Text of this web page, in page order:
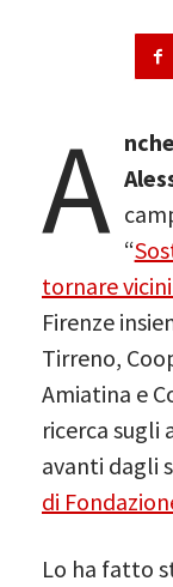
A “
tornare
Firenze
Tirreno,
Amiatina e
ricerca
avanti dagli
di
Lo ha fatto